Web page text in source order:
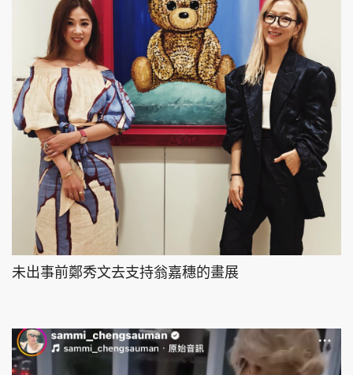
未出事前鄭秀文去支持翁嘉穗的畫展